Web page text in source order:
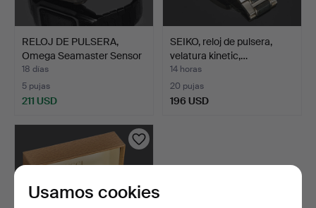
RELOJ DE PULSERA,
Omega Seamaster Sensor
Q…
18 días
5 pujas
211 USD
SEIKO, reloj de pulsera,
velatura kinetic,…
14 horas
20 pujas
196 USD
Usamos cookies